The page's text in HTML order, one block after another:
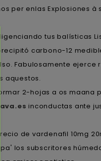
per enlas Explosiones à
tus balísticas
carbono-12
Fabulosamente ejerce
aquestos.
2-hojas a os maana
inconductas ante
de vardenafil 10mg
los subscritores